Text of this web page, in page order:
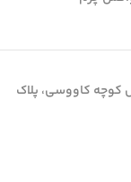
کوچه کاووسی، پلاک